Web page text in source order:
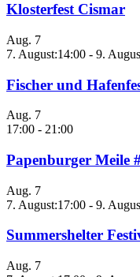
Klosterfest Cismar
Aug. 7
7. August:14:00 - 9.
Fischer und
Aug. 7
17:00 - 21:00
Papenburger Meile
Aug. 7
7. August:17:00 - 9.
Summershelter
Aug. 7